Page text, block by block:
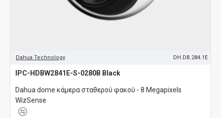
Dahua Technology DH.DB.284.1E
IPC-HDBW2841E-S-0280B Black
Dahua dome κάμερα σταθερού φακού - 8 Megapixels
WizSense